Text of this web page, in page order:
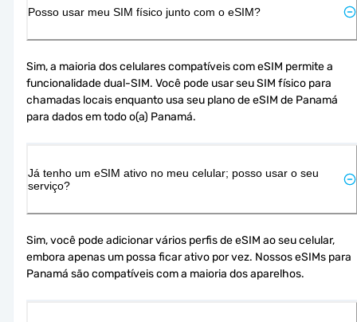
Posso usar meu SIM físico junto com o eSIM?
Sim, a maioria dos celulares compatíveis com eSIM permite a
funcionalidade dual-SIM. Você pode usar seu SIM físico para
chamadas locais enquanto usa seu plano de eSIM de Panamá
para dados em todo o(a) Panamá.
Já tenho um eSIM ativo no meu celular; posso usar o seu
serviço?
Sim, você pode adicionar vários perfis de eSIM ao seu celular,
embora apenas um possa ficar ativo por vez. Nossos eSIMs para
Panamá são compatíveis com a maioria dos aparelhos.